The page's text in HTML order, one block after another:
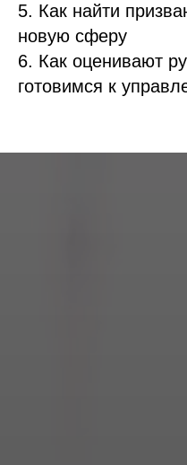
5. Как найти
новую сферу
6. Как оценивают
готовимся к